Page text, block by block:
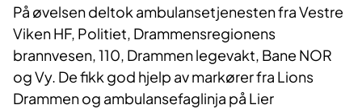
På øvelsen deltok ambulansetjenesten fra Vestre
Viken HF, Politiet, Drammensregionens
brannvesen, 110, Drammen legevakt, Bane NOR
og Vy. De fikk god hjelp av markører fra Lions
Drammen og ambulansefaglinja på Lier